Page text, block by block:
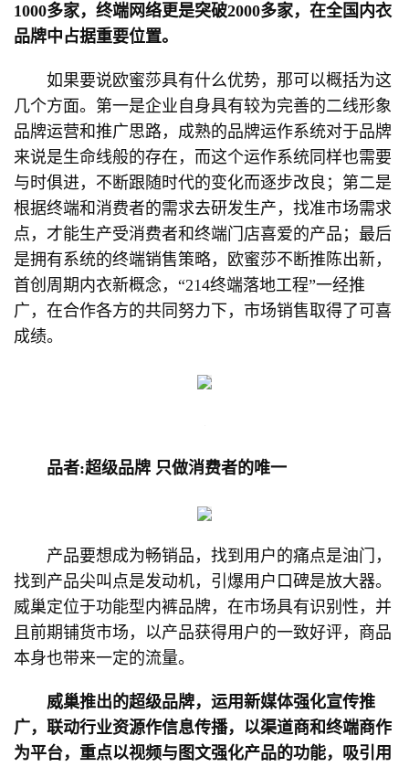
1000多家，终端网络更是突破2000多家，在全国内衣
品牌中占据重要位置。
如果要说欧蜜莎具有什么优势，那可以概括为这
几个方面。第一是企业自身具有较为完善的二线形象
品牌运营和推广思路，成熟的品牌运作系统对于品牌
来说是生命线般的存在，而这个运作系统同样也需要
与时俱进，不断跟随时代的变化而逐步改良；第二是
根据终端和消费者的需求去研发生产，找准市场需求
点，才能生产受消费者和终端门店喜爱的产品；最后
是拥有系统的终端销售策略，欧蜜莎不断推陈出新，
首创周期内衣新概念，“214终端落地工程”一经推
广，在合作各方的共同努力下，市场销售取得了可喜
成绩。
品者:超级品牌 只做消费者的唯一
产品要想成为畅销品，找到用户的痛点是油门，
找到产品尖叫点是发动机，引爆用户口碑是放大器。
威巢定位于功能型内裤品牌，在市场具有识别性，并
且前期铺货市场，以产品获得用户的一致好评，商品
本身也带来一定的流量。
威巢推出的超级品牌，运用新媒体强化宣传推
广，联动行业资源作信息传播，以渠道商和终端商作
为平台，重点以视频与图文强化产品的功能，吸引用